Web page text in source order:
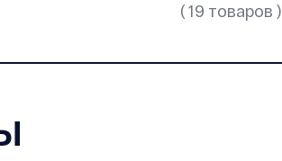
( 19 товаров )